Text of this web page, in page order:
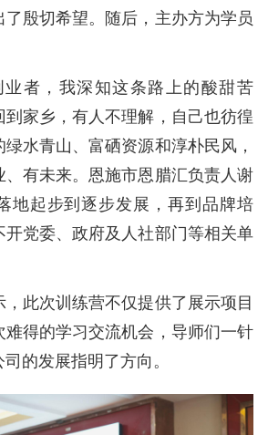
殷切希望。随后，主办方为学员
者，我深知这条路上的酸甜苦
家乡，有人不理解，自己也彷徨
水青山、富硒资源和淳朴民风，
有未来。恩施市恩腊汇负责人谢
地起步到逐步发展，再到品牌培
党委、政府及人社部门等相关单
此次训练营不仅提供了展示项目
得的学习交流机会，导师们一针
的发展指明了方向。